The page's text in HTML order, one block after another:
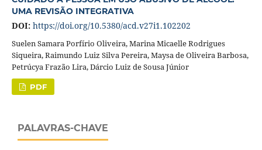
UMA REVISÃO INTEGRATIVA
DOI: https://doi.org/10.5380/acd.v27i1.102202
Suelen Samara Porfírio Oliveira, Marina Micaelle Rodrigues
Siqueira, Raimundo Luiz Silva Pereira, Maysa de Oliveira Barbosa,
Petrúcya Frazão Lira, Dárcio Luiz de Sousa Júnior
PDF
PALAVRAS-CHAVE